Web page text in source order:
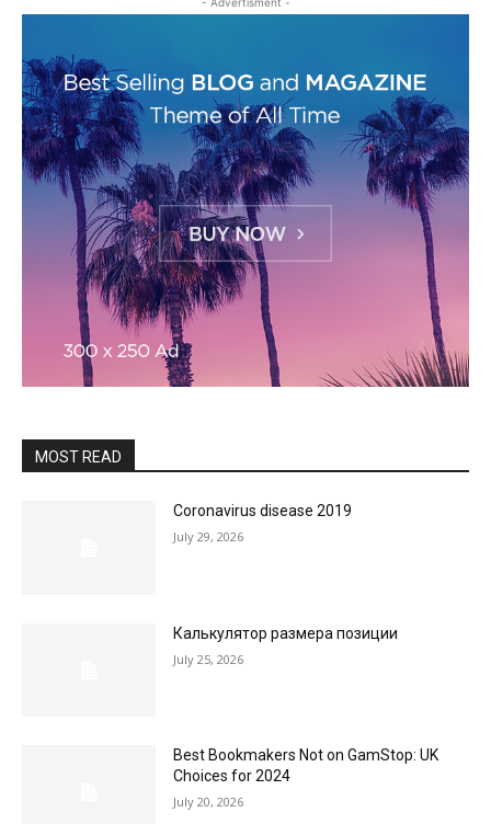
MOST READ
Coronavirus disease 2019
July 29, 2026
Калькулятор размера позиции
July 25, 2026
Best Bookmakers Not on GamStop: UK
Choices for 2024
July 20, 2026